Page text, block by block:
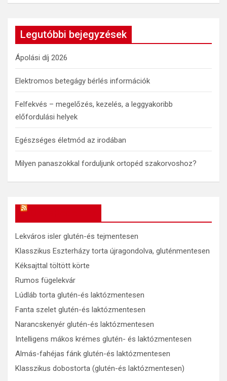
a
h
Legutóbbi bejegyzések
Ápolási díj 2026
Elektromos betegágy bérlés információk
Felfekvés – megelőzés, kezelés, a leggyakoribb
előfordulási helyek
Egészséges életmód az irodában
Milyen panaszokkal forduljunk ortopéd szakorvoshoz?
Lekváros isler glutén-és tejmentesen
Klasszikus Eszterházy torta újragondolva, gluténmentesen
Kéksajttal töltött körte
Rumos fügelekvár
Lúdláb torta glutén-és laktózmentesen
Fanta szelet glutén-és laktózmentesen
Narancskenyér glutén-és laktózmentesen
Intelligens mákos krémes glutén- és laktózmentesen
Almás-fahéjas fánk glutén-és laktózmentesen
Klasszikus dobostorta (glutén-és laktózmentesen)